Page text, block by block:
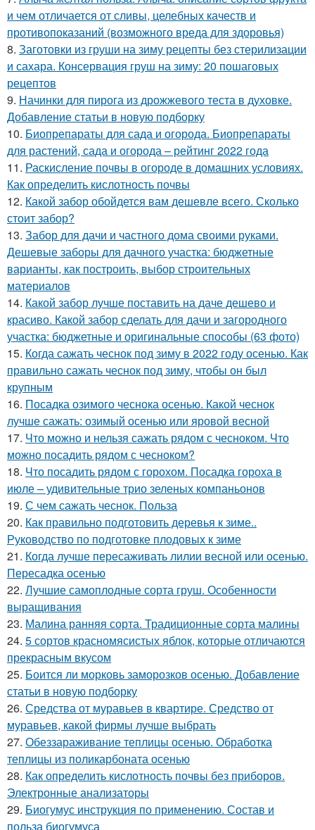
и чем отличается от сливы, целебных качеств и
противопоказаний (возможного вреда для здоровья)
8. Заготовки из груши на зиму рецепты без стерилизации
и сахара. Консервация груш на зиму: 20 пошаговых
рецептов
9. Начинки для пирога из дрожжевого теста в духовке.
Добавление статьи в новую подборку
10. Биопрепараты для сада и огорода. Биопрепараты
для растений, сада и огорода – рейтинг 2022 года
11. Раскисление почвы в огороде в домашних условиях.
Как определить кислотность почвы
12. Какой забор обойдется вам дешевле всего. Сколько
стоит забор?
13. Забор для дачи и частного дома своими руками.
Дешевые заборы для дачного участка: бюджетные
варианты, как построить, выбор строительных
материалов
14. Какой забор лучше поставить на даче дешево и
красиво. Какой забор сделать для дачи и загородного
участка: бюджетные и оригинальные способы (63 фото)
15. Когда сажать чеснок под зиму в 2022 году осенью. Как
правильно сажать чеснок под зиму, чтобы он был
крупным
16. Посадка озимого чеснока осенью. Какой чеснок
лучше сажать: озимый осенью или яровой весной
17. Что можно и нельзя сажать рядом с чесноком. Что
можно посадить рядом с чесноком?
18. Что посадить рядом с горохом. Посадка гороха в
июле – удивительные трио зеленых компаньонов
19. С чем сажать чеснок. Польза
20. Как правильно подготовить деревья к зиме..
Руководство по подготовке плодовых к зиме
21. Когда лучше пересаживать лилии весной или осенью.
Пересадка осенью
22. Лучшие самоплодные сорта груш. Особенности
выращивания
23. Малина ранняя сорта. Традиционные сорта малины
24. 5 сортов красномясистых яблок, которые отличаются
прекрасным вкусом
25. Боится ли морковь заморозков осенью. Добавление
статьи в новую подборку
26. Средства от муравьев в квартире. Средство от
муравьев, какой фирмы лучше выбрать
27. Обеззараживание теплицы осенью. Обработка
теплицы из поликарбоната осенью
28. Как определить кислотность почвы без приборов.
Электронные анализаторы
29. Биогумус инструкция по применению. Состав и
польза биогумуса